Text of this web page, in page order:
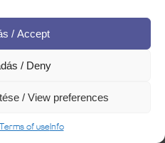
/ Accept
/ Deny
/ View preferences
of useInfo
a következő linkről
| The exhibition’s virtual
of OKSZ / NKA-
link:
elohivas